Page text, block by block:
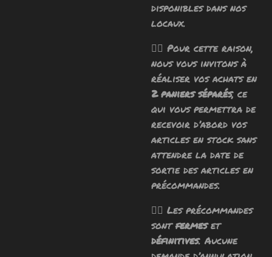
disponibles dans nos
locaux.
🧙‍♂️ Pour cette raison,
nous vous invitons à
réaliser vos achats en
2 paniers séparés, ce
qui vous permettra de
recevoir d’abord vos
articles en stock sans
attendre la date de
sortie des articles en
précommandes.
🧙‍♂️ Les précommandes
sontfermeset
définitives. Aucune